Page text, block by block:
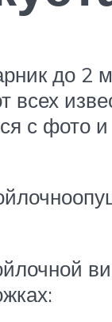
до 2
всех
с фото